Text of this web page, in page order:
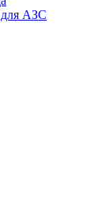
для АЗС